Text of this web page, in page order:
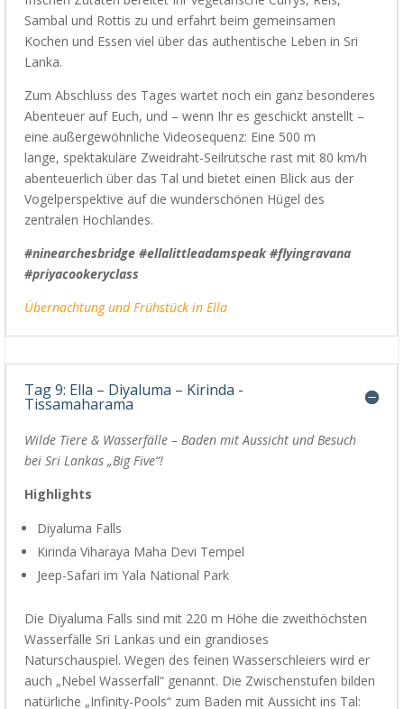
Sambal und Rottis zu und erfahrt beim gemeinsamen
Kochen und Essen viel über das authentische Leben in Sri
Lanka.
Zum Abschluss des Tageswartet noch ein ganz besonderes
Abenteuer auf Euch, und – wenn Ihr es geschickt anstellt –
eine außergewöhnlicheVideosequenz: Eine 500 m
lange, spektakuläre Zweidraht-Seilrutsche rast mit 80 km/h
abenteuerlich über das Tal und bietet einen Blick aus der
Vogelperspektive auf die wunderschönen Hügel des
zentralen Hochlandes.
#ninearchesbridge #ellalittleadamspeak #flyingravana
#priyacookeryclass
Übernachtung und Frühstück in Ella
Tag 9: Ella – Diyaluma – Kirinda -
Tissamaharama
Wilde Tiere & Wasserfälle – Baden mit Aussicht und Besuch
beiSri Lankas „Big Five“!
Highlights
Diyaluma Falls
Kirinda Viharaya Maha Devi Tempel
Jeep-Safari im Yala National Park
Die Diyaluma Falls sind mit 220 m Höhe die zweithöchsten
Wasserfälle Sri Lankas und ein grandioses
Naturschauspiel.Wegen des feinen Wasserschleiers wird er
auch „Nebel Wasserfall“ genannt. Die Zwischenstufen bilden
natürliche „Infinity-Pools“ zum Baden mit Aussicht ins Tal: